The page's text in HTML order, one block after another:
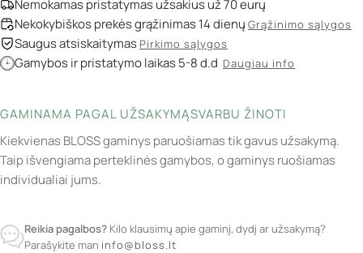
Nemokamas pristatymas užsakius už 70 eurų
Nekokybiškos prekės grąžinimas 14 dienų Grąžinimo sąlygos
Saugus atsiskaitymas Pirkimo sąlygos
Gamybos ir pristatymo laikas 5-8 d.d Daugiau info
GAMINAMA PAGAL UŽSAKYMĄSVARBU ŽINOTI
Kiekvienas BLOSS gaminys paruošiamas tik gavus užsakymą.
Taip išvengiama perteklinės gamybos, o gaminys ruošiamas
individualiai jums.
Reikia pagalbos? Kilo klausimų apie gaminį, dydį ar užsakymą?
Parašykite man info@bloss.lt